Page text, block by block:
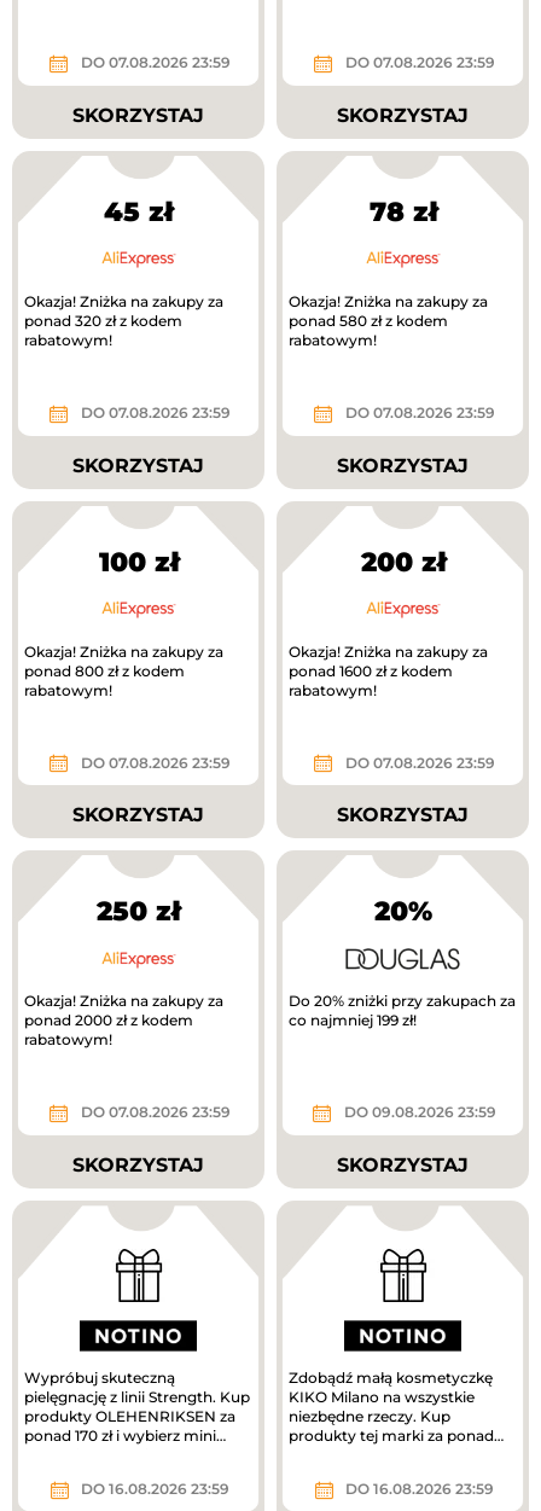
DO 07.08.2026 23:59
SKORZYSTAJ
DO 07.08.2026 23:59
SKORZYSTAJ
45 zł
Okazja! Zniżka na zakupy za
ponad 320 zł z kodem
rabatowym!
DO 07.08.2026 23:59
SKORZYSTAJ
78 zł
Okazja! Zniżka na zakupy za
ponad 580 zł z kodem
rabatowym!
DO 07.08.2026 23:59
SKORZYSTAJ
100 zł
Okazja! Zniżka na zakupy za
ponad 800 zł z kodem
rabatowym!
DO 07.08.2026 23:59
SKORZYSTAJ
200 zł
Okazja! Zniżka na zakupy za
ponad 1600 zł z kodem
rabatowym!
DO 07.08.2026 23:59
SKORZYSTAJ
250 zł
Okazja! Zniżka na zakupy za
ponad 2000 zł z kodem
rabatowym!
DO 07.08.2026 23:59
SKORZYSTAJ
20%
Do 20% zniżki przy zakupach za
co najmniej 199 zł!
DO 09.08.2026 23:59
SKORZYSTAJ
Wypróbuj skuteczną
pielęgnację z linii Strength. Kup
produkty OLEHENRIKSEN za
ponad 170 zł i wybierz mini
DO 16.08.2026 23:59
Zdobądź małą kosmetyczkę
KIKO Milano na wszystkie
niezbędne rzeczy. Kup
produkty tej marki za ponad
DO 16.08.2026 23:59